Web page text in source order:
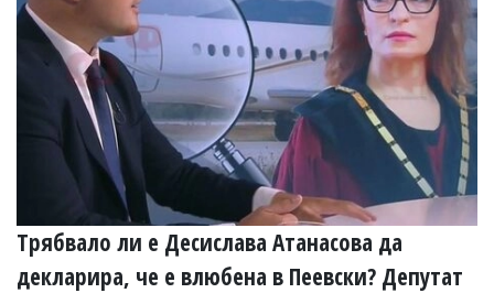
Трябвало ли е Десислава Атанасова да
декларира, че е влюбена в Пеевски? Депутат